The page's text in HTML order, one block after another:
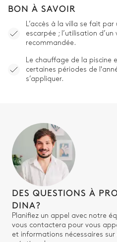
BON À SAVOIR
L’accès à la villa se fait
escarpée ; l’utilisation
recommandée.
Le chauffage de la piscine
certaines périodes de
s’appliquer.
DES QUESTIONS À
DINA?
Planifiez un appel avec notre
vous contactera pour vous
et informations nécessaires